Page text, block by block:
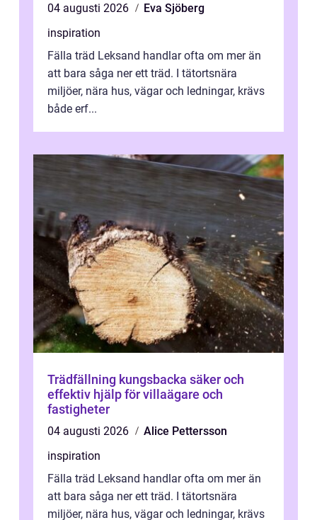
04 augusti 2026
Eva Sjöberg
inspiration
Fälla träd Leksand handlar ofta om mer än
att bara såga ner ett träd. I tätortsnära
miljöer, nära hus, vägar och ledningar, krävs
både erf...
Trädfällning kungsbacka säker och
effektiv hjälp för villaägare och
fastigheter
04 augusti 2026
Alice Pettersson
inspiration
Fälla träd Leksand handlar ofta om mer än
att bara såga ner ett träd. I tätortsnära
miljöer, nära hus, vägar och ledningar, krävs